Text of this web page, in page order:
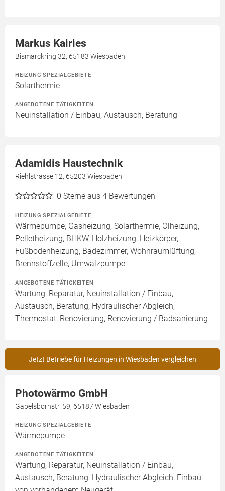
Markus Kairies
Bismarckring 32, 65183 Wiesbaden
HEIZUNG SPEZIALGEBIETE
Solarthermie
ANGEBOTENE TÄTIGKEITEN
Neuinstallation / Einbau, Austausch, Beratung
Adamidis Haustechnik
Riehlstrasse 12, 65203 Wiesbaden
0 Sterne aus 4 Bewertungen
HEIZUNG SPEZIALGEBIETE
Wärmepumpe, Gasheizung, Solarthermie, Ölheizung,
Pelletheizung, BHKW, Holzheizung, Heizkörper,
Fußbodenheizung, Badezimmer, Wohnraumlüftung,
Brennstoffzelle, Umwälzpumpe
ANGEBOTENE TÄTIGKEITEN
Wartung, Reparatur, Neuinstallation / Einbau,
Austausch, Beratung, Hydraulischer Abgleich,
Thermostat, Renovierung, Renovierung / Badsanierung
Jetzt Betriebe für Heizungen in Wiesbaden vergleichen
Photowärmo GmbH
Gabelsbornstr. 59, 65187 Wiesbaden
HEIZUNG SPEZIALGEBIETE
Wärmepumpe
ANGEBOTENE TÄTIGKEITEN
Wartung, Reparatur, Neuinstallation / Einbau,
Austausch, Beratung, Hydraulischer Abgleich, Einbau